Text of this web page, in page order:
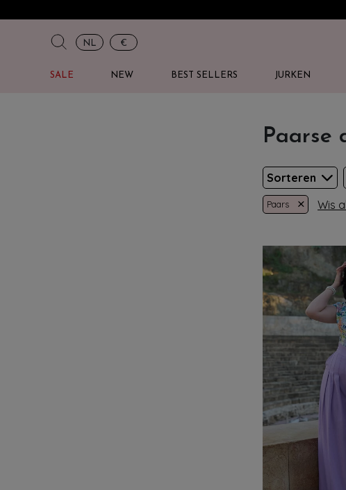
NL €
SALE NEW BEST SELLERS JURKEN
Paarse
Sorteren
Paars × Wis